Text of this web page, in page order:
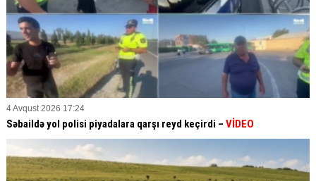
4 Avqust 2026 17:24
Səbaildə yol polisi piyadalara qarşı reyd keçirdi – VİDEO